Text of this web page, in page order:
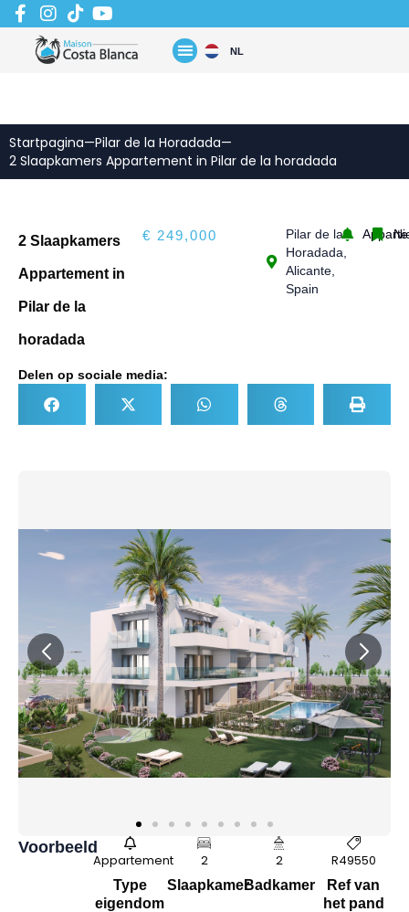
Zum
Inhalt
springen
NL
Startpagina—Pilar de la Horadada—
2 Slaapkamers Appartement in Pilar de la horadada
2 Slaapkamers
Appartement in
Pilar de la
horadada
€ 249,000
Pilar de la
Horadada,
Alicante,
Spain
Delen op sociale media:
Voorbeeld
Appartement
Type
eigendom
2
Slaapkamer
2
Badkamer
R49550
Ref van
het pand